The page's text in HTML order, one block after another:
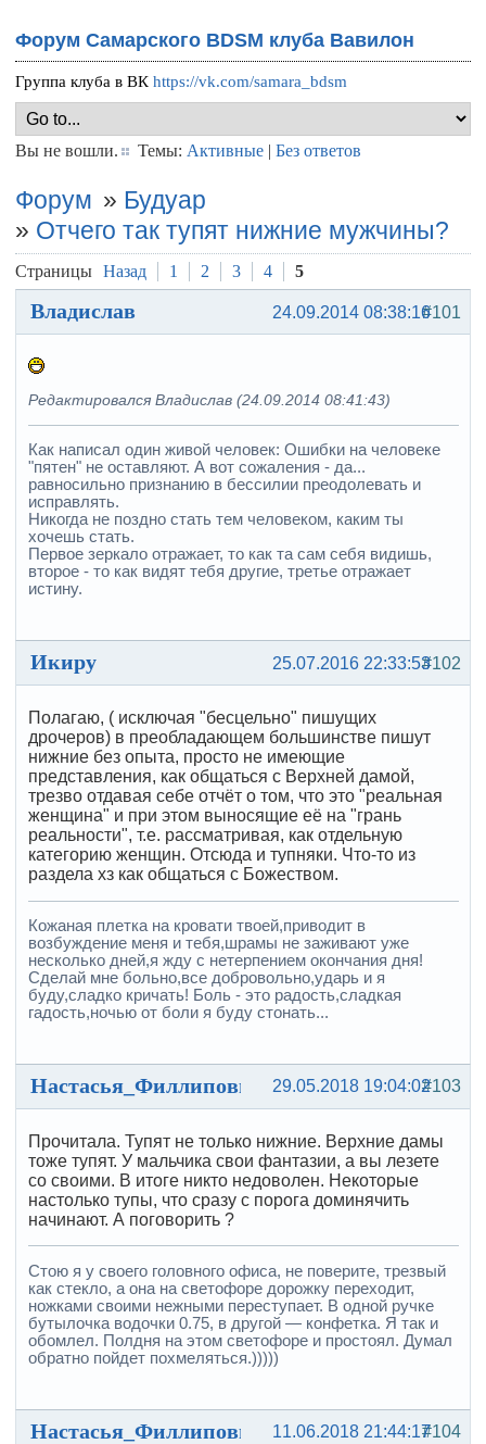
Форум Самарского BDSM клуба Вавилон
Группа клуба в ВКhttps://vk.com/samara_bdsm
Вы не вошли. Темы: Активные |Без ответов
Форум » Будуар
» Отчего так тупят нижние мужчины?
Страницы Назад 1 2 3 4 5
#101
24.09.2014 08:38:16
Владислав
Редактировался Владислав (24.09.2014 08:41:43)
Как написал один живой человек: Ошибки на человеке
"пятен" не оставляют. А вот сожаления - да...
равносильно признанию в бессилии преодолевать и
исправлять.
Никогда не поздно стать тем человеком, каким ты
хочешь стать.
Первое зеркало отражает, то как та сам себя видишь,
второе - то как видят тебя другие, третье отражает
истину.
#102
25.07.2016 22:33:53
Икиру
Полагаю, ( исключая "бесцельно" пишущих
дрочеров) в преобладающем большинстве пишут
нижние без опыта, просто не имеющие
представления, как общаться с Верхней дамой,
трезво отдавая себе отчёт о том, что это "реальная
женщина" и при этом выносящие её на "грань
реальности", т.е. рассматривая, как отдельную
категорию женщин. Отсюда и тупняки. Что-то из
раздела хз как общаться с Божеством.
Кожаная плетка на кровати твоей,приводит в
возбуждение меня и тебя,шрамы не заживают уже
несколько дней,я жду с нетерпением окончания дня!
Сделай мне больно,все добровольно,ударь и я
буду,сладко кричать! Боль - это радость,сладкая
гадость,ночью от боли я буду стонать...
#103
29.05.2018 19:04:02
Настасья_Филлиповна
Прочитала. Тупят не только нижние. Верхние дамы
тоже тупят. У мальчика свои фантазии, а вы лезете
со своими. В итоге никто недоволен. Некоторые
настолько тупы, что сразу с порога доминячить
начинают. А поговорить ?
Стою я у своего головного офиса, не поверите, трезвый
как стекло, а она на светофоре дорожку переходит,
ножками своими нежными переступает. В одной ручке
бутылочка водочки 0.75, в другой — конфетка. Я так и
обомлел. Полдня на этом светофоре и простоял. Думал
обратно пойдет похмеляться.)))))
#104
11.06.2018 21:44:17
Настасья_Филлиповна